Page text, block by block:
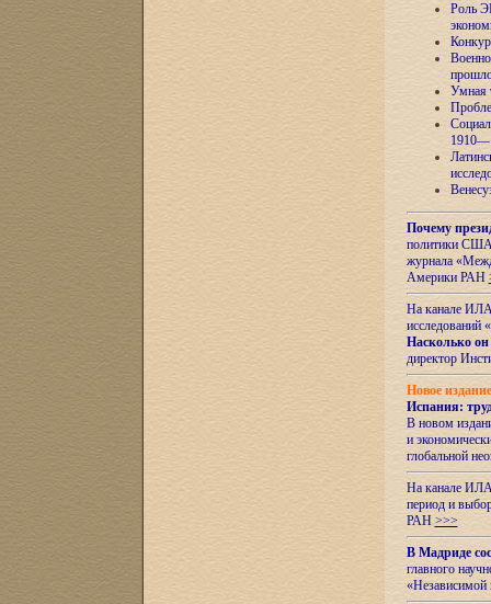
Роль
Умная
Почему
политики США
журнала
Америки РАН
На канале ИЛА
исследований «
Насколько он
директор
Новое
Испания:
В новом
и
глобальной
На канале
период и
РАН >>>
В Мадриде
главного
«Независимой